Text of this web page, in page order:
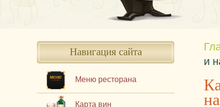
Навигация сайта
Меню ресторана
Карта вин
и